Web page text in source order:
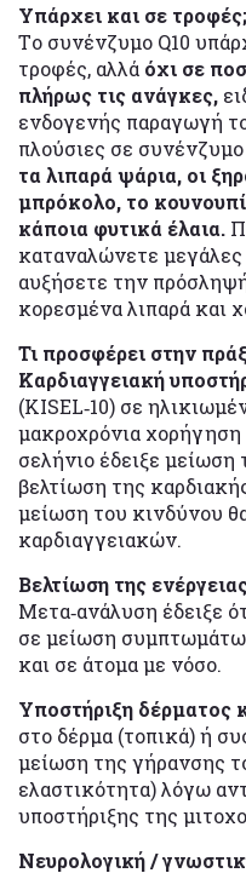
Υπάρχει και σε τροφές;
Tο συνένζυμο Q10
τροφές, αλλά όχι σε
πλήρως τις ανάγκες,
ενδογενής παραγωγή
πλούσιες σε συνένζυμο
τα λιπαρά ψάρια, οι
μπρόκολο, το
κάποια φυτικά έλαια.
καταναλώνετε
αυξήσετε την
κορεσμένα λιπαρά και
Τι προσφέρει στην
Καρδιαγγειακή
(KISEL‑10) σε
μακροχρόνια
σελήνιο έδειξε
βελτίωση της
μείωση του κινδύνου
καρδιαγγειακών.
Βελτίωση της
Μετα‑ανάλυση έδειξε
σε μείωση
και σε άτομα με νόσο.
Υποστήριξη δέρματος
στο δέρμα (τοπικά) ή
μείωση της γήρανσης
ελαστικότητα) λόγω
υποστήριξης της
Νευρολογική /